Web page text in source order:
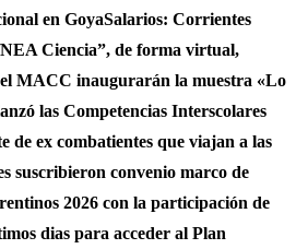
en GoyaSalarios: Corrientes
Ciencia”, de forma virtual,
MACC inaugurarán la muestra «Lo
las Competencias Interscolares
de ex combatientes que viajan a las
suscribieron convenio marco de
2026 con la participación de
dias para acceder al Plan